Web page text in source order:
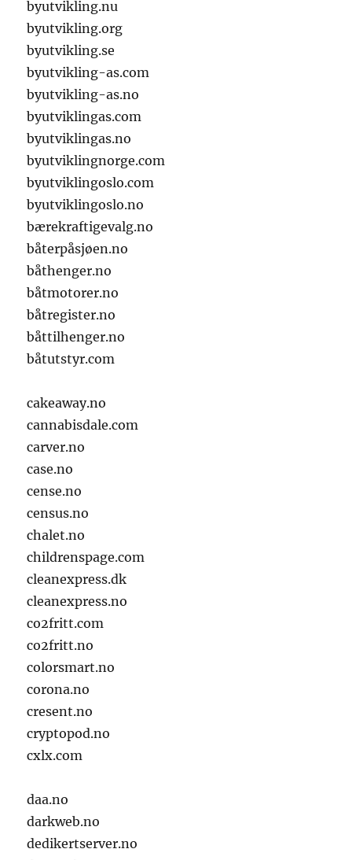
byutvikling.nu
byutvikling.org
byutvikling.se
byutvikling-as.com
byutvikling-as.no
byutviklingas.com
byutviklingas.no
byutviklingnorge.com
byutviklingoslo.com
byutviklingoslo.no
bærekraftigevalg.no
båterpåsjøen.no
båthenger.no
båtmotorer.no
båtregister.no
båttilhenger.no
båtutstyr.com
cakeaway.no
cannabisdale.com
carver.no
case.no
cense.no
census.no
chalet.no
childrenspage.com
cleanexpress.dk
cleanexpress.no
co2fritt.com
co2fritt.no
colorsmart.no
corona.no
cresent.no
cryptopod.no
cxlx.com
daa.no
darkweb.no
dedikertserver.no